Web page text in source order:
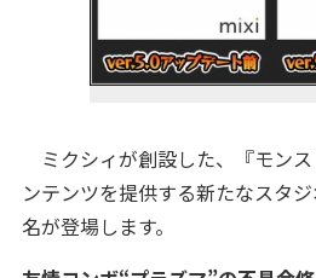
ミクシィが創設した、『モン
ンテンツを提供する新たなスタ
名が登場します。